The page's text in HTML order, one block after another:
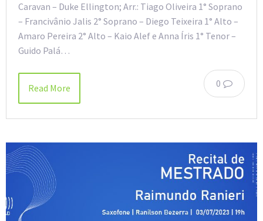
Caravan – Duke Ellington; Arr.: Tiago Oliveira 1° Soprano
– Francivânio Jalis 2° Soprano – Diego Teixeira 1° Alto –
Amaro Pereira 2° Alto – Kaio Alef e Anna Íris 1° Tenor –
Guido Palá…
0
Read More